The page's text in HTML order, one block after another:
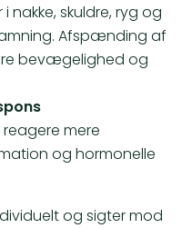
skuldre, ryg og
Afspænding af
bevægelighed og
mere
og hormonelle
og sigter mod